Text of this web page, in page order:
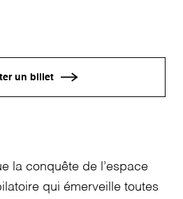
un billet
la conquête de l’espace
qui émerveille toutes